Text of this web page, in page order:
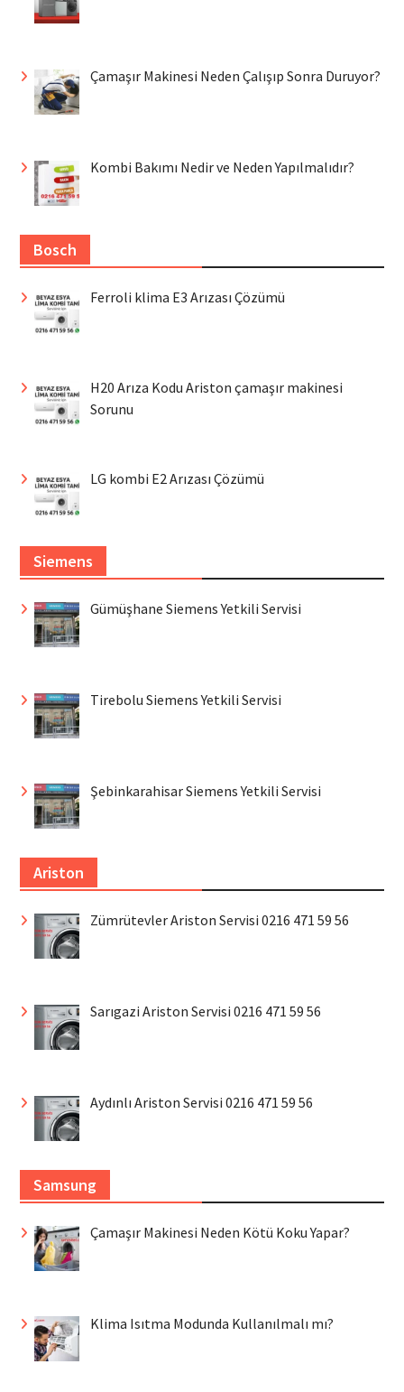
Çamaşır Makinesi Neden Çalışıp Sonra Duruyor?
Kombi Bakımı Nedir ve Neden Yapılmalıdır?
Bosch
Ferroli klima E3 Arızası Çözümü
H20 Arıza Kodu Ariston çamaşır makinesi
Sorunu
LG kombi E2 Arızası Çözümü
Siemens
Gümüşhane Siemens Yetkili Servisi
Tirebolu Siemens Yetkili Servisi
Şebinkarahisar Siemens Yetkili Servisi
Ariston
Zümrütevler Ariston Servisi 0216 471 59 56
Sarıgazi Ariston Servisi 0216 471 59 56
Aydınlı Ariston Servisi 0216 471 59 56
Samsung
Çamaşır Makinesi Neden Kötü Koku Yapar?
Klima Isıtma Modunda Kullanılmalı mı?